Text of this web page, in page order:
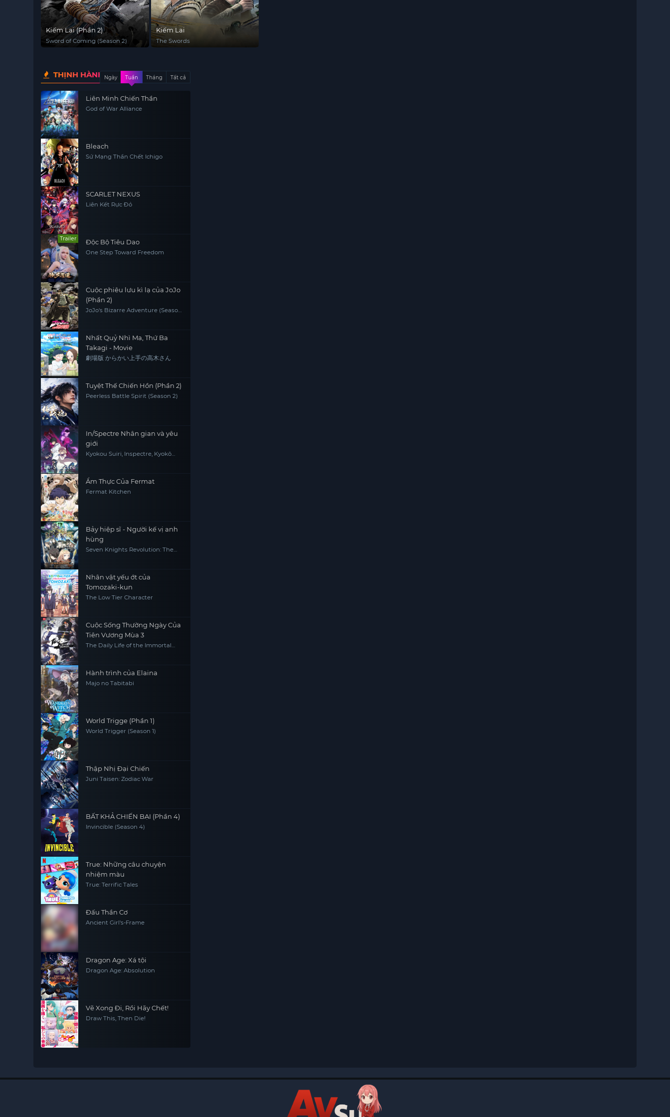
Kiếm Lai (Phần 2)
Sword of Coming (Season 2)
Kiếm Lai
The Swords
THỊNH HÀNHNgày Tuần Tháng Tất cả
Liên Minh Chiến Thần
God of War Alliance
Bleach
Sứ Mạng Thần Chết Ichigo
SCARLET NEXUS
Liên Kết Rực Đỏ
Trailer Độc Bộ Tiêu Dao
One Step Toward Freedom
Cuộc phiêu lưu kì lạ của JoJo
(Phần 2)
JoJo's Bizarre Adventure (Season
Nhất Quỷ Nhì Ma, Thứ Ba
Takagi - Movie
劇場版 からかい上手の高木さん
Tuyệt Thế Chiến Hồn (Phần 2)
Peerless Battle Spirit (Season 2)
In/Spectre Nhân gian và yêu
giới
Kyokou Suiri, Inspectre, Kyokō
Ẩm Thực Của Fermat
Fermat Kitchen
Bảy hiệp sĩ - Người kế vị anh
hùng
Seven Knights Revolution: The
Nhân vật yếu ớt của
Tomozaki-kun
The Low Tier Character
Cuộc Sống Thường Ngày Của
Tiên Vương Mùa 3
The Daily Life of the Immortal
Hành trình của Elaina
Majo no Tabitabi
World Trigge (Phần 1)
World Trigger (Season 1)
Thập Nhị Đại Chiến
Juni Taisen: Zodiac War
BẤT KHẢ CHIẾN BẠI (Phần 4)
Invincible (Season 4)
True: Những câu chuyện
nhiệm màu
True: Terrific Tales
Đấu Thần Cơ
Ancient Girl's-Frame
Dragon Age: Xá tội
Dragon Age: Absolution
Vẽ Xong Đi, Rồi Hãy Chết!
Draw This, Then Die!